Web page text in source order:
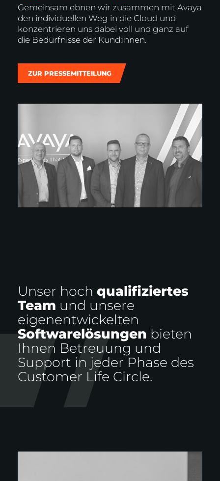
Gemeinsam ebnen wir zusammen mit Avaya
den individuellen Weg in die Cloud und
konzentrieren uns dabei voll und ganz auf
die Bedürfnisse der Kund:innen.
ZUR PRESSEMITTEILUNG
Unser hoch qualifiziertes
Team und unsere
eigenentwickelten
Softwarelösungen bieten
Ihnen Betreuung und
Support in jeder Phase des
Customer Life Circle.